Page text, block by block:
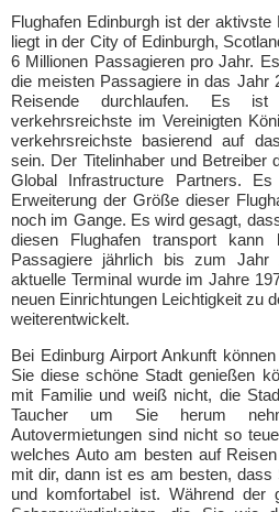
Flughafen Edinburgh ist der
liegt in der City of Edinburgh,
6 Millionen Passagieren pro Jahr.
die meisten Passagiere in das Jahr
Reisende durchlaufen. Es
verkehrsreichste im Vereinigten
verkehrsreichste basierend auf
sein. Der Titelinhaber und Betreiber
Global Infrastructure Partners.
Erweiterung der Größe dieser
noch im Gange. Es wird gesagt,
diesen Flughafen transport
Passagiere jährlich bis zum Jahr
aktuelle Terminal wurde im Jahre
neuen Einrichtungen Leichtigkeit zu
weiterentwickelt.
Bei Edinburg Airport Ankunft
Sie diese schöne Stadt genießen
mit Familie und weiß nicht, die
Taucher um Sie herum
Autovermietungen sind nicht so
welches Auto am besten auf
mit dir, dann ist es am besten, dass
und komfortabel ist. Während der